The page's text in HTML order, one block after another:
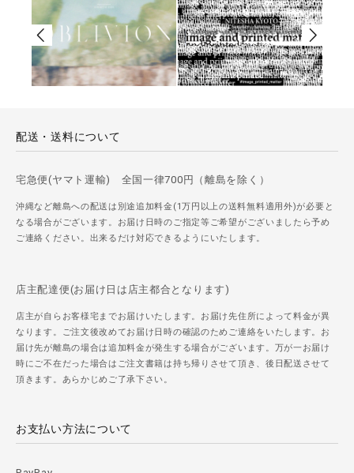
配送・送料について
宅急便(ヤマト運輸) 全国一律700円（離島を除く）
沖縄など離島への配送は別途追加料金(1万円以上の送料無料適用外)が必要と
なる場合がございます。お届け日時のご指定等ご希望がございましたら予め
ご連絡ください。出来るだけ対応できるようにいたします。
店主配達便(お届け日は店主都合となります)
店主が自らお客様宅までお届けいたします。お届け先住所によって料金が異
なります。ご注文後改めてお届け日時の確認のためご連絡をいたします。お
届け先が離島の場合は追加料金が発生する場合がございます。万が一お届け
時にご不在だった場合はご注文書籍は持ち帰りさせて頂き、後日配送させて
頂きます。あらかじめご了承下さい。
お支払い方法について